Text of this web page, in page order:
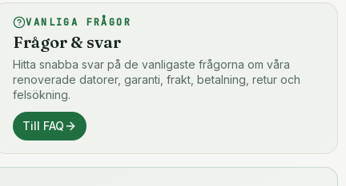
VANLIGA FRÅGOR
Frågor & svar
Hitta snabba svar på de vanligaste frågorna om våra
renoverade datorer, garanti, frakt, betalning, retur och
felsökning.
Till FAQ